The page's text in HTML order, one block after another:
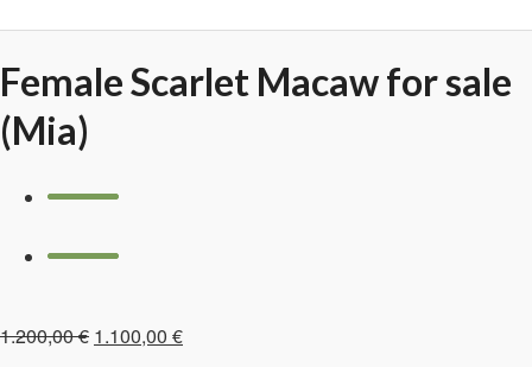
Female Scarlet Macaw for sale
(Mia)
1.200,00€ Ursprünglicher
1.100,00 €Aktueller